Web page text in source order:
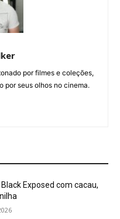
por filmes e coleções,
por seus olhos no cinema.
Exposed com cacau,